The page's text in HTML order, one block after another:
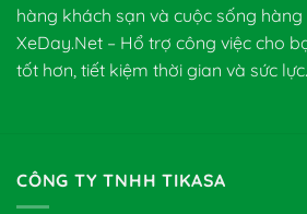
hàng khách sạn và cuộc sống
XeDay.Net – Hổ trợ công việc cho
tốt hơn, tiết kiệm thời gian và sức lực.
CÔNG TY TNHH TIKASA